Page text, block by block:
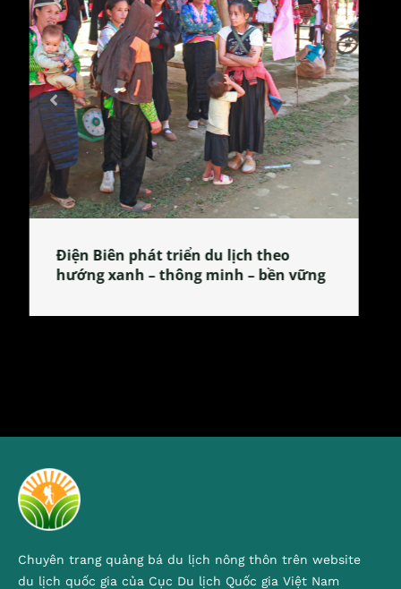
Làng làm bánh tẻ Phú Nhi – nơi lan
tỏa đặc sản xứ Đoài
Chuyên trang quảng bá du lịch nông thôn trên website
du lịch quốc gia của Cục Du lịch Quốc gia Việt Nam